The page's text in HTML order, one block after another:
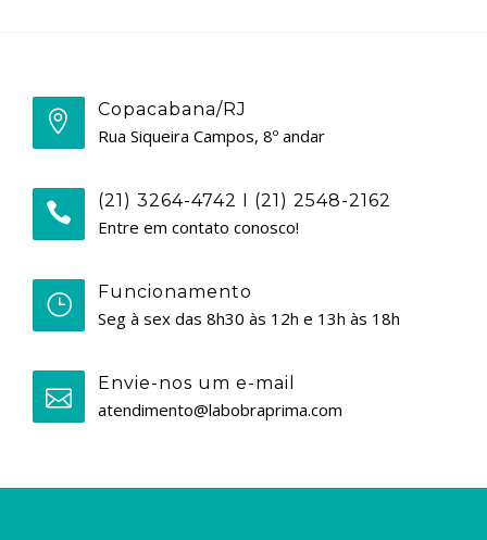
Copacabana/RJ
Rua Siqueira Campos, 8º andar
(21) 3264-4742 I (21) 2548-2162
Entre em contato conosco!
Funcionamento
Seg à sex das 8h30 às 12h e 13h às 18h
Envie-nos um e-mail
atendimento@labobraprima.com